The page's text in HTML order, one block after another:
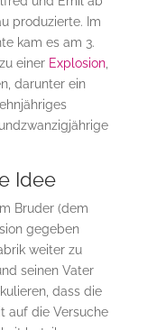
produzierte. Im
kam es am 3.
einer Explosion,
darunter ein
Idee
Bruder (dem
gegeben
weiter zu
seinen Vater
dass die
auf die Versuche